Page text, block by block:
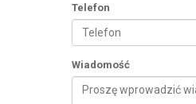
Telefon
Wiadomość